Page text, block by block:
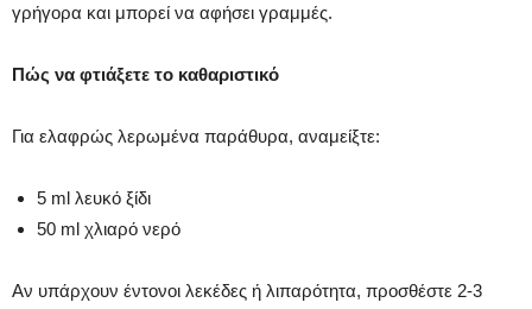
γρήγορα και μπορεί να αφήσει γραμμές.
Πώς να φτιάξετε το καθαριστικό
Για ελαφρώς λερωμένα παράθυρα, αναμείξτε:
5 ml λευκό ξίδι
50 ml χλιαρό νερό
Αν υπάρχουν έντονοι λεκέδες ή λιπαρότητα, προσθέστε 2-3